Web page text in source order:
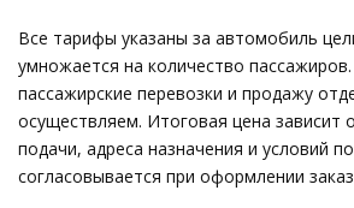
Все тарифы указаны за автомобиль
умножается на количество
пассажирские перевозки и продажу
осуществляем. Итоговая цена зависит
подачи, адреса назначения и условий
согласовывается при оформлении